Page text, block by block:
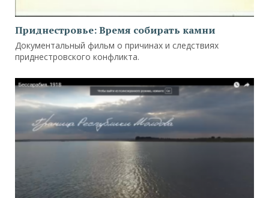
Приднестровье: Время собирать камни
Документальный фильм о причинах и следствиях
приднестровского конфликта.